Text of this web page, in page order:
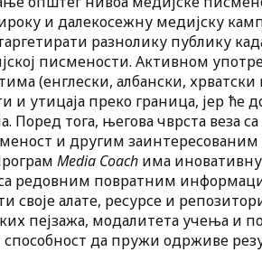
и далекосежну медијску
разнолику публику
писмености. Активном
(енглески, албански, хрватски
утицаја преко граница, јер ће
Поред тога, његова чврста веза
и другим заинтересованим
Media Coach има иновативну
редовним повратним
алате, ресурсе и
пејзажа, модалитета учења и
да пружи одрживе